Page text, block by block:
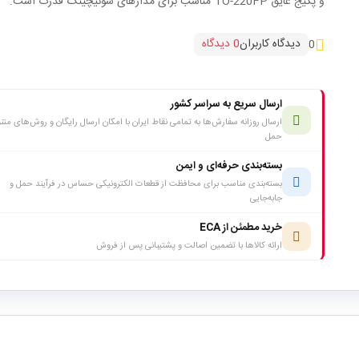
0 دیدگاه کاربران0 دیدگاه
ارسال سریع به سراسر کشور
ارسال روزانه سفارش‌ها به تمامی نقاط ایران با امکان ارسال رایگان و روش‌های
حمل
بسته‌بندی حرفه‌ای و ایمن
بسته‌بندی مناسب برای محافظت از قطعات الکترونیکی حساس در فرآیند حمل و
جابه‌جایی
خرید مطمئن از ECA
ارائه کالاها با تضمین اصالت و پشتیبانی پس از فروش